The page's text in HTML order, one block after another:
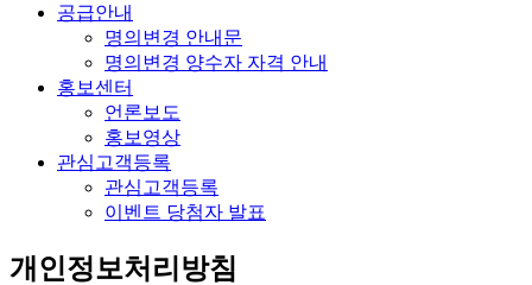
공급안내
명의변경 안내문
명의변경 양수자 자격 안내
홍보센터
언론보도
홍보영상
관심고객등록
관심고객등록
이벤트 당첨자 발표
개인정보처리방침